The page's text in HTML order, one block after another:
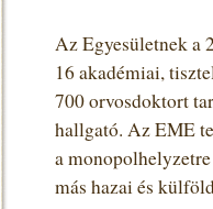
Az Egyesületnek a
16 akadémiai,
700 orvosdoktort
hallgató. Az EME
a
más hazai és